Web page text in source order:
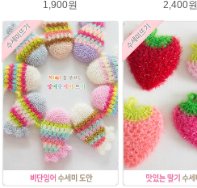
1,900원
2,400원